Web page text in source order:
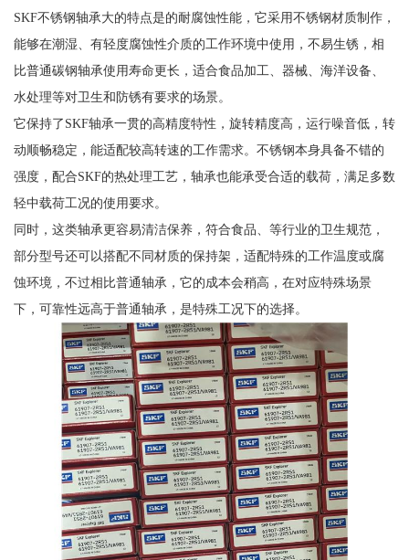
SKF不锈钢轴承大的特点是的耐腐蚀性能，它采用不锈钢材质制作，
能够在潮湿、有轻度腐蚀性介质的工作环境中使用，不易生锈，相
比普通碳钢轴承使用寿命更长，适合食品加工、器械、海洋设备、
水处理等对卫生和防锈有要求的场景。
它保持了SKF轴承一贯的高精度特性，旋转精度高，运行噪音低，转
动顺畅稳定，能适配较高转速的工作需求。不锈钢本身具备不错的
强度，配合SKF的热处理工艺，轴承也能承受合适的载荷，满足多数
轻中载荷工况的使用要求。
同时，这类轴承更容易清洁保养，符合食品、等行业的卫生规范，
部分型号还可以搭配不同材质的保持架，适配特殊的工作温度或腐
蚀环境，不过相比普通轴承，它的成本会稍高，在对应特殊场景
下，可靠性远高于普通轴承，是特殊工况下的选择。